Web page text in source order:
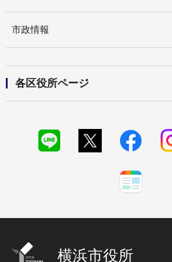
市政情報
各区役所ページ
横浜市役所